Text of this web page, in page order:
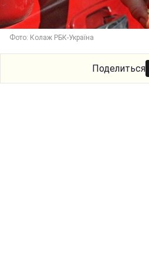
Фото: Колаж РБК-Україна
Поделиться